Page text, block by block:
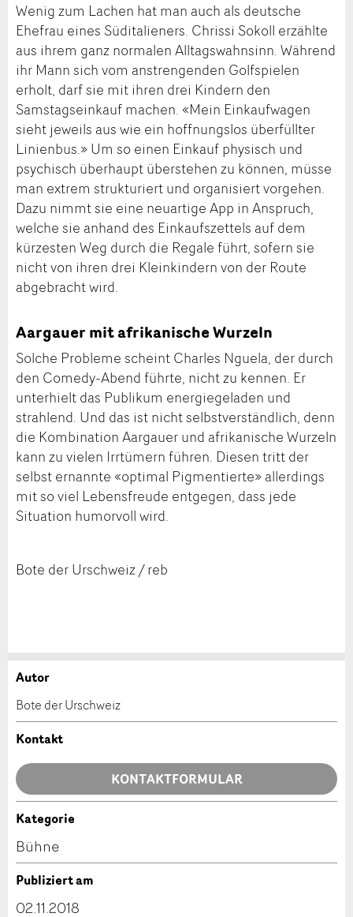
Wenig zum Lachen hat man auch als deutsche
Ehefrau eines Süditalieners. Chrissi Sokoll erzählte
aus ihrem ganz normalen Alltagswahnsinn. Während
ihr Mann sich vom anstrengenden Golfspielen
erholt, darf sie mit ihren drei Kindern den
Samstagseinkauf machen. «Mein Einkaufwagen
sieht jeweils aus wie ein hoffnungslos überfüllter
Linienbus.» Um so einen Einkauf physisch und
psychisch überhaupt überstehen zu können, müsse
man extrem strukturiert und organisiert vorgehen.
Dazu nimmt sie eine neuartige App in Anspruch,
welche sie anhand des Einkaufszettels auf dem
kürzesten Weg durch die Regale führt, sofern sie
nicht von ihren drei Kleinkindern von der Route
abgebracht wird.
Aargauer mit afrikanische Wurzeln
Solche Probleme scheint Charles Nguela, der durch
den Comedy-Abend führte, nicht zu kennen. Er
unterhielt das Publikum energiegeladen und
strahlend. Und das ist nicht selbstverständlich, denn
die Kombination Aargauer und afrikanische Wurzeln
kann zu vielen Irrtümern führen. Diesen tritt der
selbst ernannte «optimal Pigmentierte» allerdings
mit so viel Lebensfreude entgegen, dass jede
Situation humorvoll wird.
Bote der Urschweiz / reb
Anzeige beanstanden
Ihr Feedback wird sehr geschätzt!
Allgemeines Feedback
Anzeige nicht mehr gültig
Anzeige unvollständig
Anzeige weiterempfehlen
Empfehlen Sie diese Anzeige an Freunde weiter.
Autor
Bote der Urschweiz
Kontakt
KONTAKTFORMULAR
Kontakt
Verfassen Sie eine Nachricht für die Kontaktpersonen
Kategorie
Bühne
Publiziert am
02.11.2018